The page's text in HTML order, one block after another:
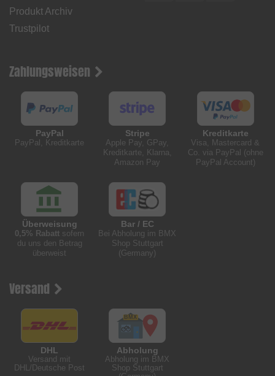
Produkt Archiv
Trustpilot
Zahlungsweisen
PayPal
PayPal, Kreditkarte
Stripe
Apple Pay, GPay,
Kreditkarte, Klarna,
Amazon Pay
Kreditkarte
Visa, Mastercard &
Co. via PayPal (ohne
PayPal Account)
Überweisung
0,5% Rabatt sofern
du uns den Betrag
überweist
Bar / EC
Bei Abholung im BMX
Shop Stuttgart
(Germany)
Versand
DHL
Versand mit
DHL/Deutsche Post
Abholung
Abholung im BMX
Shop Stuttgart